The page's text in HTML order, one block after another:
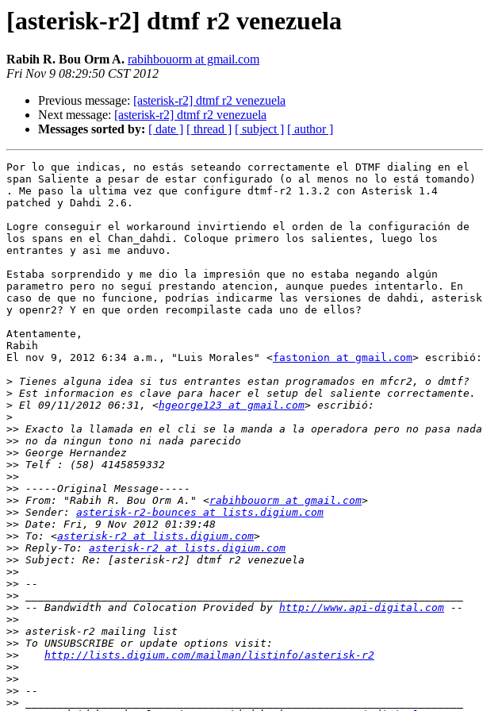
[asterisk-r2] dtmf r2 venezuela
Rabih R. Bou Orm A. rabihbouorm at gmail.com
Fri Nov 9 08:29:50 CST 2012
Previous message: [asterisk-r2] dtmf r2 venezuela
Next message: [asterisk-r2] dtmf r2 venezuela
Messages sorted by: [ date ] [ thread ] [ subject ] [ author ]
Por lo que indicas, no estás seteando correctamente el DTMF dialing en el
span Saliente a pesar de estar configurado (o al menos no lo está tomando)
. Me paso la ultima vez que configure dtmf-r2 1.3.2 con Asterisk 1.4
patched y Dahdi 2.6.
Logre conseguir el workaround invirtiendo el orden de la configuración de
los spans en el Chan_dahdi. Coloque primero los salientes, luego los
entrantes y asi me anduvo.
Estaba sorprendido y me dio la impresión que no estaba negando algún
parametro pero no seguí prestando atencion, aunque puedes intentarlo. En
caso de que no funcione, podrías indicarme las versiones de dahdi, asterisk
y openr2? Y en que orden recompilaste cada uno de ellos?
Atentamente,
Rabih
El nov 9, 2012 6:34 a.m., "Luis Morales" <fastonion at gmail.com> escribió:
>
>
> El 09/11/2012 06:31, <hgeorge123 at gmail.com
>
>>
>>
>>
>>
>>
>>
>> From: "Rabih R. Bou Orm A." <rabihbouorm at gmail.com
>> Sender: asterisk-r2-bounces at lists.digium.com
>>
>> To: <asterisk-r2 at lists.digium.com
>> Reply-To: asterisk-r2 at lists.digium.com
>>
>>
>>
>>
>> -- Bandwidth and Colocation Provided by http://www.api-digital.com
>>
>>
>>
>>
http://lists.digium.com/mailman/listinfo/asterisk-r2
>>
>>
>>
>>